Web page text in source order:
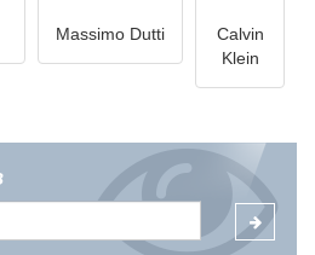
Massimo Dutti
Calvin
Klein